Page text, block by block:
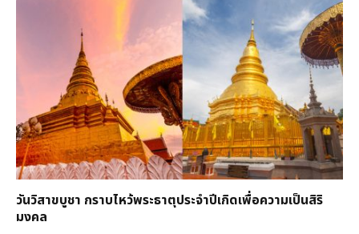
วันวิสาขบูชา กราบไหว้พระธาตุประจำปีเกิดเพื่อความเป็นสิริ
มงคล